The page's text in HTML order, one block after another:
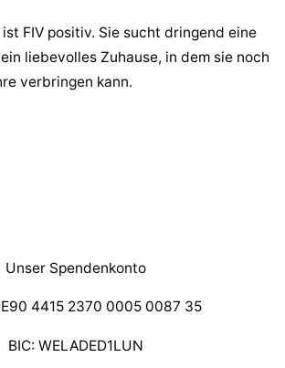
FIV positiv. Sie sucht dringend eine
liebevolles Zuhause, in dem sie noch
verbringen kann.
Unser Spendenkonto
4415 2370 0005 0087 35
BIC: WELADED1LUN